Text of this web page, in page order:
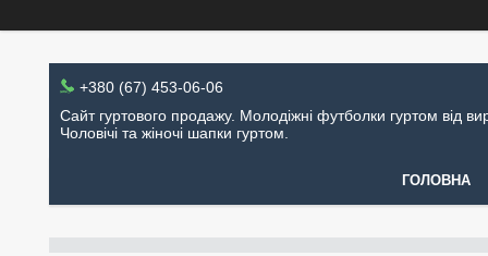
+380 (67) 453-06-06
Сайт гуртового продажу. Молодіжні футболки гуртом від
Чоловічі та жіночі шапки гуртом.
ГОЛОВНА